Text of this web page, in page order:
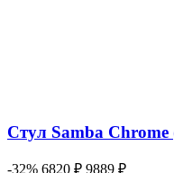
Стул Samba
-32% 6820 ₽ 9889 ₽